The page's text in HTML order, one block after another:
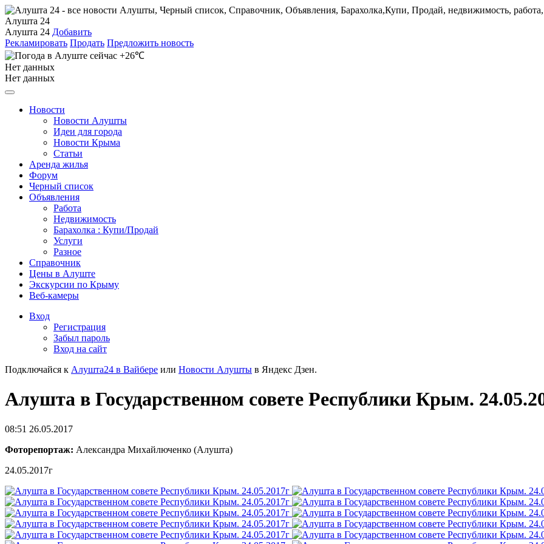
Алушта 24
Алушта 24 Добавить
Рекламировать Продать Предложить новость
+26℃
Нет данных
Нет данных
Новости
Новости Алушты
Идеи для города
Новости Крыма
Статьи
Аренда жилья
Форум
Черный список
Объявления
Работа
Недвижимость
Барахолка : Купи/Продай
Услуги
Разное
Справочник
Цены в Алуште
Экскурсии по Крыму
Веб-камеры
Вход
Регистрация
Забыл пароль
Вход на сайт
Подключайся к Алушта24 в Вайбере или Новости Алушты в Яндекс Дзен.
Алушта в Государственном совете Республики Крым.
08:51 26.05.2017
Фоторепортаж: Александра Михайлюченко (Алушта)
24.05.2017г